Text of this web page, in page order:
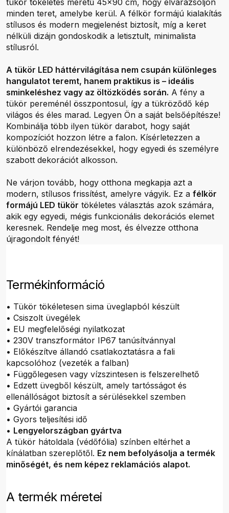
tükör tökéletes méretű 45x90 cm, hogy elvarázsoljon
minden teret, amelybe kerül. A félkör formájú kialakítás
stílusos és modern megjelenést biztosít, míg a keret
nélküli dizájn gondoskodik a letisztult, minimalista
stílusról.
A tükör LED háttérvilágítása nem csupán különleges
hangulatot teremt, hanem praktikus is – ideális
sminkeléshez vagy az öltözködés során. A fény a
tükör pereménél összpontosul, így a tükröződő kép
világos és éles marad. Legyen Ön a saját belsőépítésze!
Kombinálja több ilyen tükör darabot, hogy saját
kompozíciót hozzon létre a falon. Kísérletezzen a
különböző elrendezésekkel, hogy egyedi és személyre
szabott dekorációt alkosson.
Ne várjon tovább, hogy otthona megkapja azt a
modern, stílusos frissítést, amelyre vágyik. Ez a félkör
formájú LED tükör tökéletes választás azok számára,
akik egy egyedi, mégis funkcionális dekorációs elemet
keresnek. Rendelje meg most, és élvezze otthona
újragondolt fényét!
Termékinformáció
• Tükör tökéletesen sima üveglapból készült
• Csiszolt üvegélek
• EU megfelelőségi nyilatkozat
• 230V transzformátor IP67 tanúsítvánnyal
• Előkészítve állandó csatlakoztatásra a fali
kapcsolóhoz (vezeték a falban)
• Függőlegesen vagy vízszintesen is felszerelhető
• Edzett üvegből készült, amely tartósságot és
ellenállóságot biztosít a sérülésekkel szemben
• Gyártói garancia
• Gyors teljesítési idő
• Lengyelországban gyártva
A tükör hátoldala (védőfólia) színben eltérhet a
kínálatban szereplőtől. Ez nem befolyásolja a termék
minőségét, és nem képez reklamációs alapot.
A termék méretei